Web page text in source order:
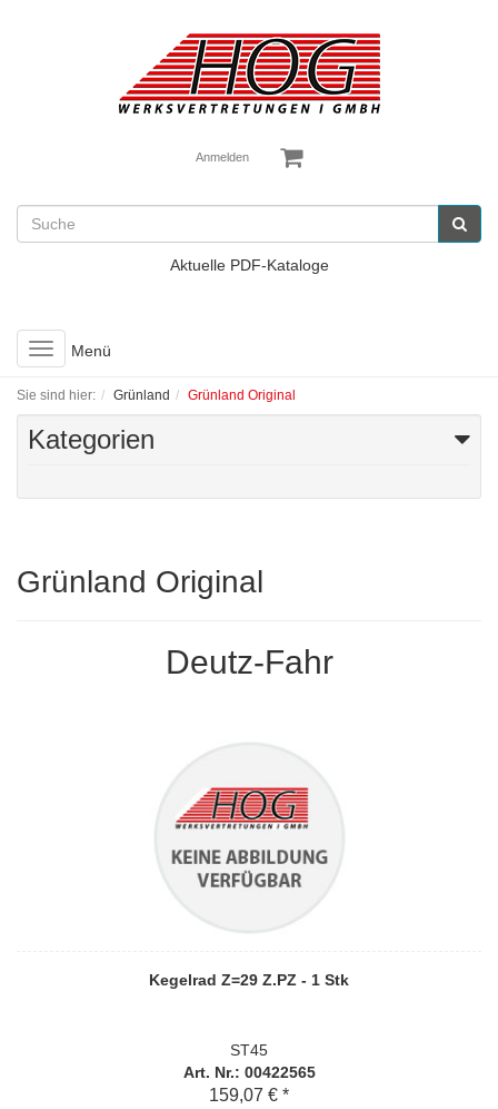
Anmelden
Aktuelle PDF-Kataloge
Toggle
navigation
Menü
Sie sind hier: Grünland Grünland Original
Kategorien
Grünland Original
Deutz-Fahr
Kegelrad Z=29 Z.PZ - 1 Stk
ST45
Art. Nr.: 00422565
159,07 € *